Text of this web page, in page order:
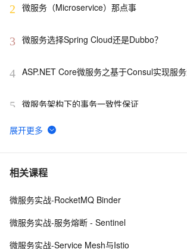
2 微服务（Microservice）那点事
3 微服务选择Spring Cloud还是Dubbo？
4 ASP.NET Core微服务之基于Consul实现服
5 微服务架构下的事务一致性保证
6 微服务架构下，解决数据一致性问题的实践
7 微服务技术栈选型，看了这个别的可以不用看
8 微服务架构下分布式事务解决方案 —— 阿里
相关课程
微服务实战-RocketMQ Binder
微服务实战-服务熔断 - Sentinel
微服务实战-Service Mesh与Istio